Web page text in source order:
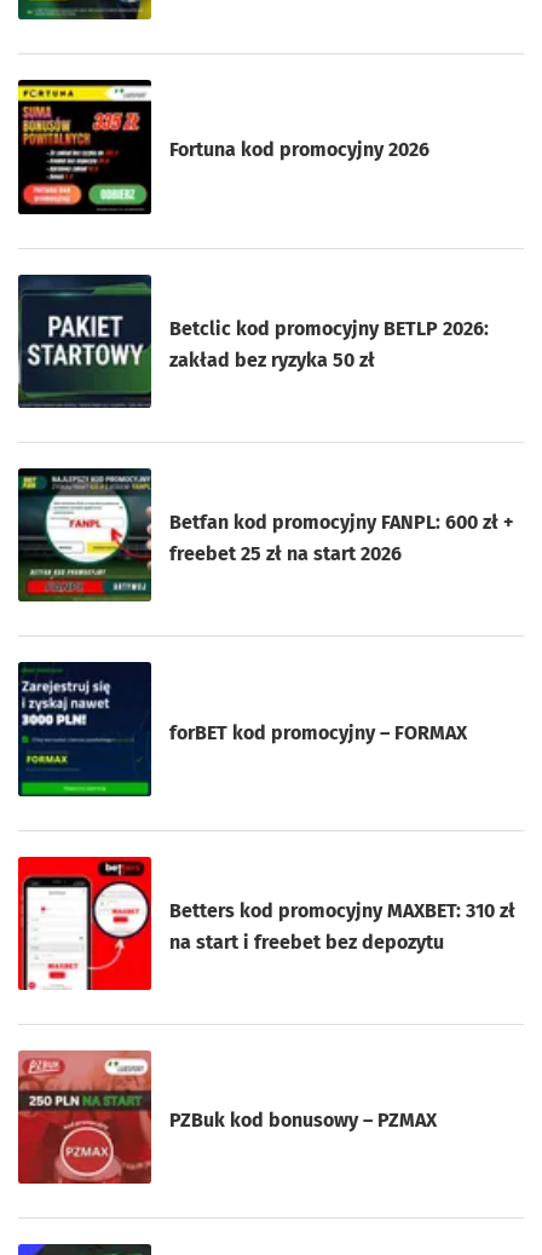
Fortuna kod promocyjny 2026
Betclic kod promocyjny BETLP 2026:
zakład bez ryzyka 50 zł
Betfan kod promocyjny FANPL: 600 zł +
freebet 25 zł na start 2026
forBET kod promocyjny – FORMAX
Betters kod promocyjny MAXBET: 310 zł
na start i freebet bez depozytu
PZBuk kod bonusowy – PZMAX